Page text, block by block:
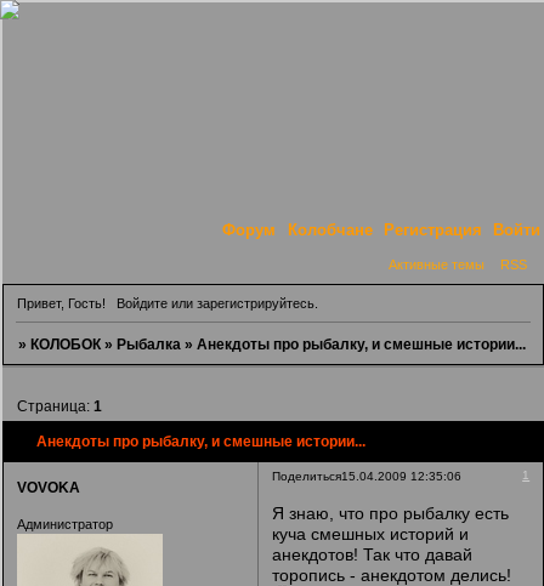
Форум Колобчане Регистрация Войти
Активные темы RSS
Привет, Гость! Войдитеили зарегистрируйтесь.
»КОЛОБОК »Рыбалка »Анекдоты про рыбалку, и смешные истории...
Анекдоты про рыбалку, и смешные истории...
Страница:1
Поделиться 1
15.04.2009 12:35:06
VOVOKA
Администратор
Я знаю, что про рыбалку есть
куча смешных историй и
анекдотов! Так что давай
торопись - анекдотом делись!